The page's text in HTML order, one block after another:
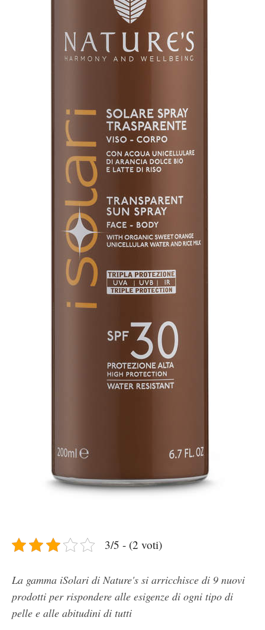
3/5 - (2 voti)
La gamma iSolari di Nature's si arricchisce di 9 nuovi
prodotti per rispondere alle esigenze di ogni tipo di
pelle e alle abitudini di tutti